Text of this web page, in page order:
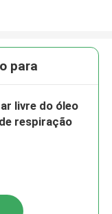
para
livre do óleo
respiração